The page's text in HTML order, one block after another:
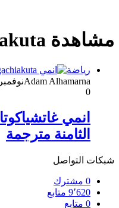
مشاهدة gachiakuta الحلقة 8
رياضة
Adam Alhamarnaنوفمبر 4, 2025
0
الثامنة مترجمة
شبكات التواصل
0 مشترك
9٬620 متابع
0 متابع